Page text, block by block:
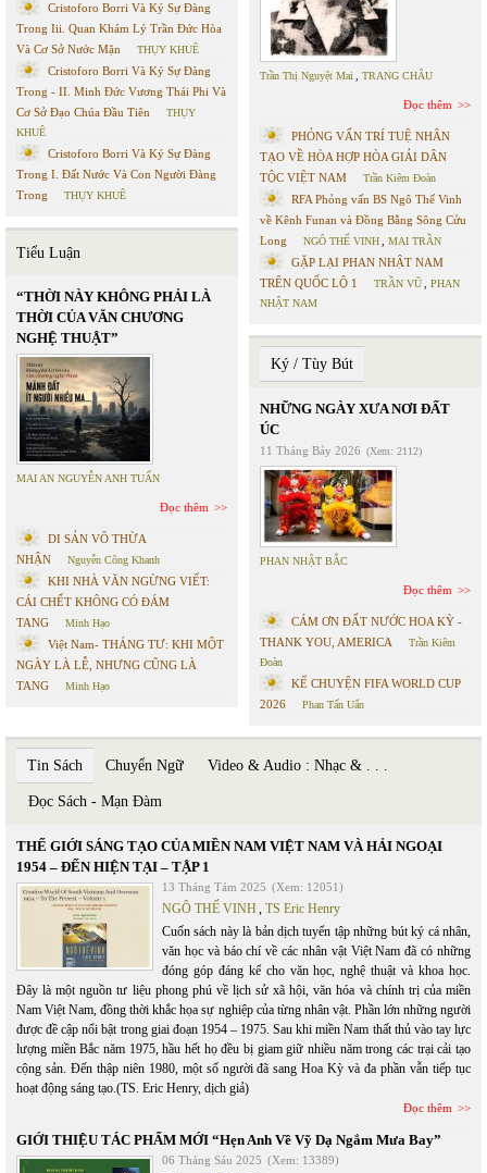
Cristoforo Borri Và Ký Sự Đàng
Trong Iii. Quan Khám Lý Trần Đức Hòa
Và Cơ Sở Nước Mặn
THỤY KHUÊ
Cristoforo Borri Và Ký Sự Đàng
Trong - II. Minh Đức Vương Thái Phi Và
Cơ Sở Đạo Chúa Đầu Tiên
THỤY
KHUÊ
Cristoforo Borri Và Ký Sự Đàng
Trong I. Đất Nước Và Con Người Đàng
Trong
THỤY KHUÊ
Tiểu Luận
“THỜI NÀY KHÔNG PHẢI LÀ
THỜI CỦA VĂN CHƯƠNG
NGHỆ THUẬT”
MAI AN NGUYỄN ANH TUẤN
Đọc thêm
DI SẢN VÔ THỪA
NHẬN
Nguyễn Công Khanh
KHI NHÀ VĂN NGỪNG VIẾT:
CÁI CHẾT KHÔNG CÓ ĐÁM
TANG
Minh Hạo
Việt Nam- THÁNG TƯ: KHI MỘT
NGÀY LÀ LỄ, NHƯNG CŨNG LÀ
TANG
Minh Hạo
Trần Thị Nguyệt Mai TRANG CHÂU
Đọc thêm
PHỎNG VẤN TRÍ TUỆ NHÂN
TẠO VỀ HÒA HỢP HÒA GIẢI DÂN
TỘC VIỆT NAM
Trần Kiêm Đoàn
RFA Phỏng vấn BS Ngô Thế Vinh
về Kênh Funan và Đồng Bằng Sông Cửu
Long
NGÔ THẾ VINH MAI TRẦN
GẶP LẠI PHAN NHẬT NAM
TRÊN QUỐC LỘ 1
TRẦN VŨ
PHAN
NHẬT NAM
Ký / Tùy Bút
NHỮNG NGÀY XƯA NƠI ĐẤT
ÚC
11 Tháng Bảy 2026 (Xem: 2112)
PHAN NHẬT BẮC
Đọc thêm
CÁM ƠN ĐẤT NƯỚC HOA KỲ -
THANK YOU, AMERICA
Trần Kiêm
Đoàn
KỂ CHUYỆN FIFA WORLD CUP
2026
Phan Tấn Uẩn
Tin Sách Chuyển Ngữ Video & Audio : Nhạc & . . .
Đọc Sách - Mạn Đàm
THẾ GIỚI SÁNG TẠO CỦA MIỀN NAM VIỆT NAM VÀ HẢI NGOẠI
1954 – ĐẾN HIỆN TẠI – TẬP 1
13 Tháng Tám 2025 (Xem: 12051)
NGÔ THẾ VINH, TS Eric Henry
Cuốn sách này là bản dịch tuyển tập những bút ký cá nhân,
văn học và báo chí về các nhân vật Việt Nam đã có những
đóng góp đáng kể cho văn học, nghệ thuật và khoa học.
Đây là một nguồn tư liệu phong phú về lịch sử xã hội, văn hóa và chính trị của miền
Nam Việt Nam, đồng thời khắc họa sự nghiệp của từng nhân vật. Phần lớn những người
được đề cập nổi bật trong giai đoạn 1954 – 1975. Sau khi miền Nam thất thủ vào tay lực
lượng miền Bắc năm 1975, hầu hết họ đều bị giam giữ nhiều năm trong các trại cải tạo
cộng sản. Đến thập niên 1980, một số người đã sang Hoa Kỳ và đa phần vẫn tiếp tục
hoạt động sáng tạo.(TS. Eric Henry, dịch giả)
Đọc thêm
GIỚI THIỆU TÁC PHẨM MỚI “Hẹn Anh Về Vỹ Dạ Ngắm Mưa Bay”
06 Tháng Sáu 2025 (Xem: 13389)